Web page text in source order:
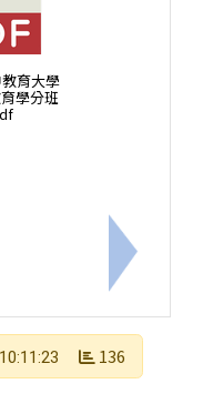
暑假資訊知能研習課程
育大學
學分班
下一筆：
136